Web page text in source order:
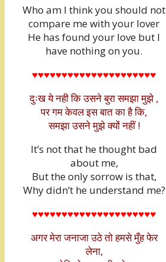
Who am I think you should not
compare me with your lover
He has found your love but I
have nothing on you.
♥♥♥♥♥♥♥♥♥♥♥♥♥♥♥♥♥♥♥♥♥
दुःख ये नही कि उसने बुरा समझा मुझे ,
पर गम केवल इस बात का है कि,
समझा उसने मुझे क्यों नहीं !
It’s not that he thought bad
about me,
But the only sorrow is that,
Why didn’t he understand me?
♥♥♥♥♥♥♥♥♥♥♥♥♥♥♥♥♥♥♥♥♥
अगर मेरा जनाजा उठे तो हमसे मुँह फेर
लेना,